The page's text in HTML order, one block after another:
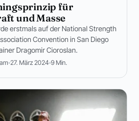
für
und Masse
erstmals auf der National Strength
Convention in San Diego
Dragomir Cioroslan.
27. März 2024 9 Min.